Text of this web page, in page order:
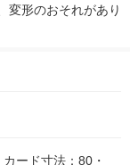
変形のおそれがあり
ード寸法：80・